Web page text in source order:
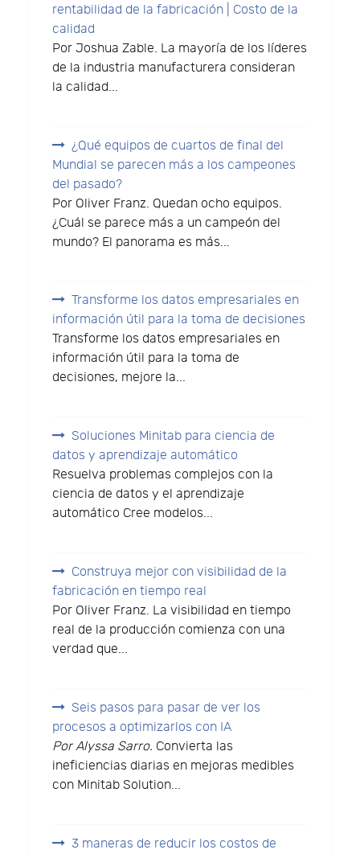
rentabilidad de la fabricación | Costo de la
calidad
Por Joshua Zable. La mayoría de los líderes
de la industria manufacturera consideran
la calidad...
¿Qué equipos de cuartos de final del
Mundial se parecen más a los campeones
del pasado?
Por Oliver Franz. Quedan ocho equipos.
¿Cuál se parece más a un campeón del
mundo? El panorama es más...
Transforme los datos empresariales en
información útil para la toma de decisiones
Transforme los datos empresariales en
información útil para la toma de
decisiones, mejore la...
Soluciones Minitab para ciencia de
datos y aprendizaje automático
Resuelva problemas complejos con la
ciencia de datos y el aprendizaje
automático Cree modelos...
Construya mejor con visibilidad de la
fabricación en tiempo real
Por Oliver Franz. La visibilidad en tiempo
real de la producción comienza con una
verdad que...
Seis pasos para pasar de ver los
procesos a optimizarlos con IA
Por Alyssa Sarro. Convierta las
ineficiencias diarias en mejoras medibles
con Minitab Solution...
3 maneras de reducir los costos de